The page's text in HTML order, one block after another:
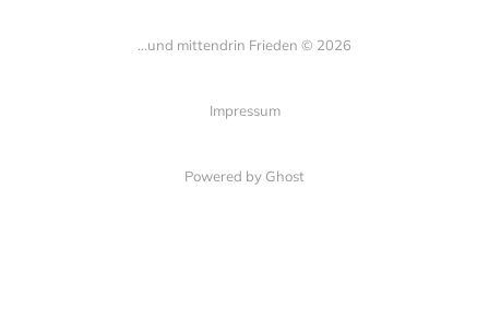
...und mittendrin Frieden © 2026
Impressum
Powered by Ghost